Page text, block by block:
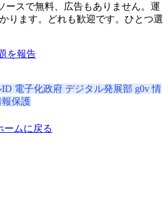
ースで無料、広告もありません。運
ります。どれも歓迎です。ひとつ選
を報告
ID 電子化政府 デジタル発展部 g0v情
保護
ームに戻る